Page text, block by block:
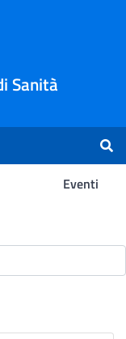
Sanità
Eventi
-